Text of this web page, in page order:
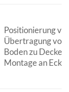
Positionierung
Übertragung von
Boden zu Decke,
Montage an